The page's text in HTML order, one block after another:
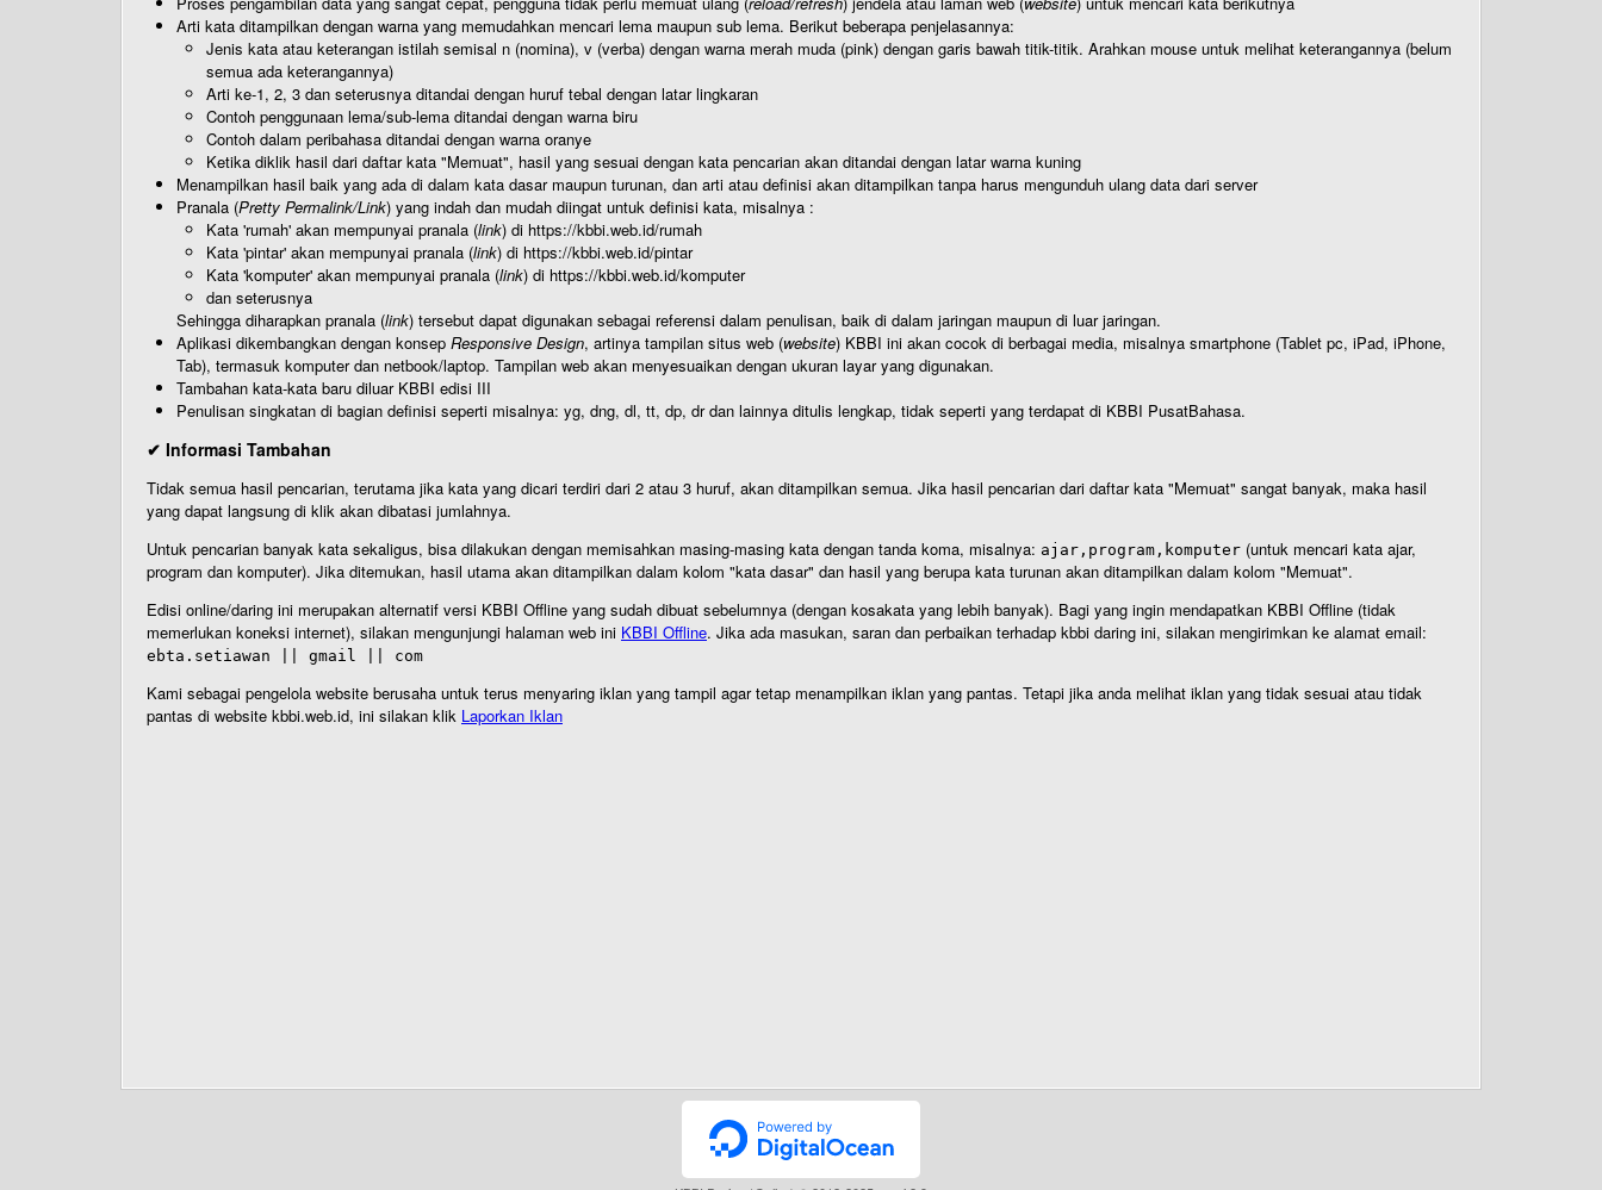
Arti kata ditampilkan dengan warna yang memudahkan mencari lema maupun sub lema. Berikut beberapa penjelasannya:
Jenis kata atau keterangan istilah semisal n (nomina), v (verba) dengan warna merah muda (pink) dengan garis bawah titik-titik. Arahkan mouse untuk melihat keterangannya (belum
semua ada keterangannya)
Arti ke-1, 2, 3 dan seterusnya ditandai dengan huruf tebal dengan latar lingkaran
Contoh penggunaan lema/sub-lema ditandai dengan warna biru
Contoh dalam peribahasa ditandai dengan warna oranye
Ketika diklik hasil dari daftar kata "Memuat", hasil yang sesuai dengan kata pencarian akan ditandai dengan latar warna kuning
Menampilkan hasil baik yang ada di dalam kata dasar maupun turunan, dan arti atau definisi akan ditampilkan tanpa harus mengunduh ulang data dari server
Pranala (Pretty Permalink/Link) yang indah dan mudah diingat untuk definisi kata, misalnya :
Kata 'rumah' akan mempunyai pranala (link) di https://kbbi.web.id/rumah
Kata 'pintar' akan mempunyai pranala (link) di https://kbbi.web.id/pintar
Kata 'komputer' akan mempunyai pranala (link) di https://kbbi.web.id/komputer
dan seterusnya
Sehingga diharapkan pranala (link) tersebut dapat digunakan sebagai referensi dalam penulisan, baik di dalam jaringan maupun di luar jaringan.
Aplikasi dikembangkan dengan konsep Responsive Design, artinya tampilan situs web (website) KBBI ini akan cocok di berbagai media, misalnya smartphone (Tablet pc, iPad, iPhone,
Tab), termasuk komputer dan netbook/laptop. Tampilan web akan menyesuaikan dengan ukuran layar yang digunakan.
Tambahan kata-kata baru diluar KBBI edisi III
Penulisan singkatan di bagian definisi seperti misalnya: yg, dng, dl, tt, dp, dr dan lainnya ditulis lengkap, tidak seperti yang terdapat di KBBI PusatBahasa.
✔ Informasi Tambahan
Tidak semua hasil pencarian, terutama jika kata yang dicari terdiri dari 2 atau 3 huruf, akan ditampilkan semua. Jika hasil pencarian dari daftar kata "Memuat" sangat banyak, maka hasil
yang dapat langsung di klik akan dibatasi jumlahnya.
Untuk pencarian banyak kata sekaligus, bisa dilakukan dengan memisahkan masing-masing kata dengan tanda koma, misalnya: ajar,program,komputer (untuk mencari kata ajar,
program dan komputer). Jika ditemukan, hasil utama akan ditampilkan dalam kolom "kata dasar" dan hasil yang berupa kata turunan akan ditampilkan dalam kolom "Memuat".
Edisi online/daring ini merupakan alternatif versi KBBI Offline yang sudah dibuat sebelumnya (dengan kosakata yang lebih banyak). Bagi yang ingin mendapatkan KBBI Offline (tidak
memerlukan koneksi internet), silakan mengunjungi halaman web ini KBBI Offline. Jika ada masukan, saran dan perbaikan terhadap kbbi daring ini, silakan mengirimkan ke alamat email:
ebta.setiawan || gmail || com
Kami sebagai pengelola website berusaha untuk terus menyaring iklan yang tampil agar tetap menampilkan iklan yang pantas. Tetapi jika anda melihat iklan yang tidak sesuai atau tidak
pantas di website kbbi.web.id, ini silakan klik Laporkan Iklan